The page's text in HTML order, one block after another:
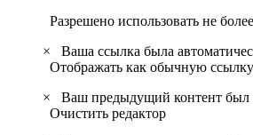
Разрешено использовать не
×
Ваша ссылка была
Отображать как обычную ссылку
×
Ваш предыдущий контент был
Очистить редактор